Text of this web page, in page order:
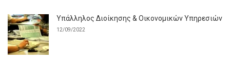
Υπάλληλος Διοίκησης & Οικονομικών Υπηρεσιών
12/09/2022